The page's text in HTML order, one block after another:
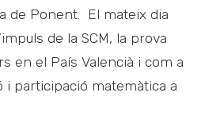
de Ponent. El mateix dia
de la SCM, la prova
en el País Valencià i com a
i participació matemàtica a